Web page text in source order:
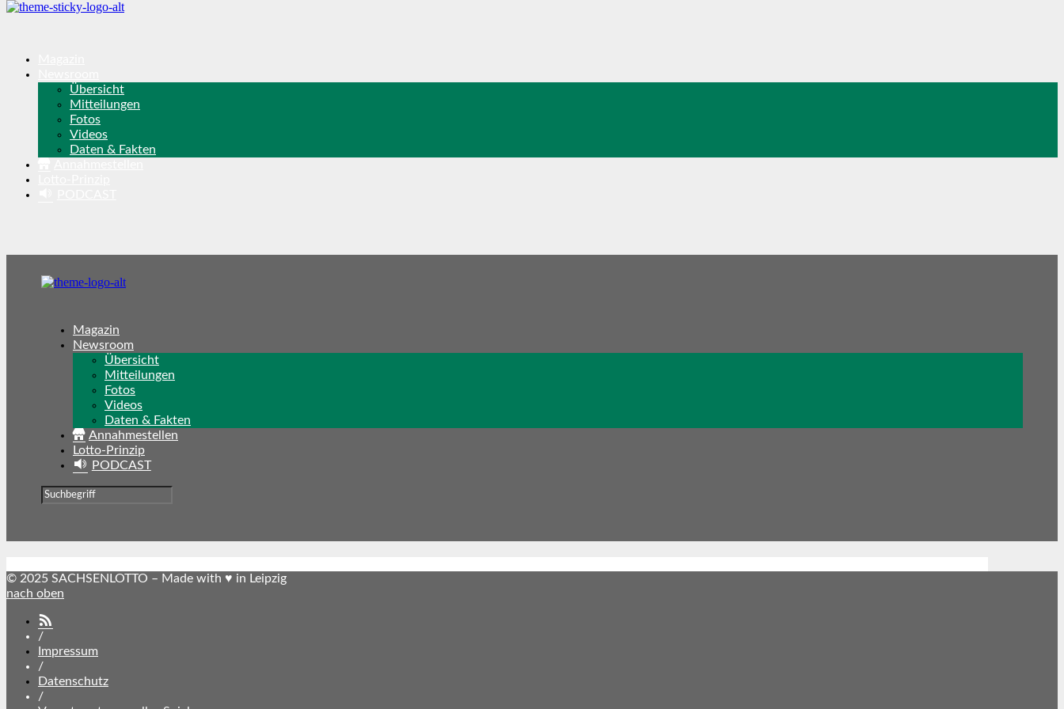
Übersicht
Mitteilungen
Fotos
Videos
Daten & Fakten
Magazin
Newsroom
Übersicht
Mitteilungen
Fotos
Videos
Daten & Fakten
Annahmestellen
Lotto-Prinzip
PODCAST
© 2025 SACHSENLOTTO – Made with ♥ in Leipzig
nach oben
/
Impressum
/
Datenschutz
/